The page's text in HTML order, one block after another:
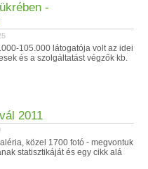
-
105.000 látogatója volt az idei
és a szolgáltatást végzők kb.
2011
közel 1700 fotó - megvontuk
statisztikáját és egy cikk alá